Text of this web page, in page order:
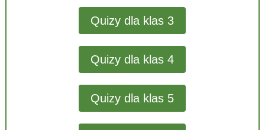
Quizy dla klas 3
Quizy dla klas 4
Quizy dla klas 5